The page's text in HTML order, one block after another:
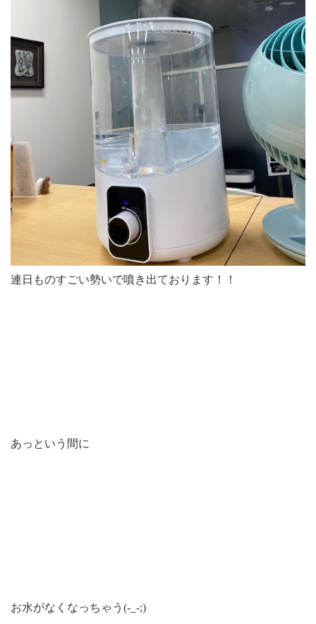
連日ものすごい勢いで噴き出ております！！
あっという間に
お水がなくなっちゃう(-_-;)